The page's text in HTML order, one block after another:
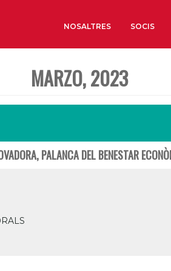
NOSALTRES SOCIS
MARZO, 2023
PALANCA DEL BENESTAR